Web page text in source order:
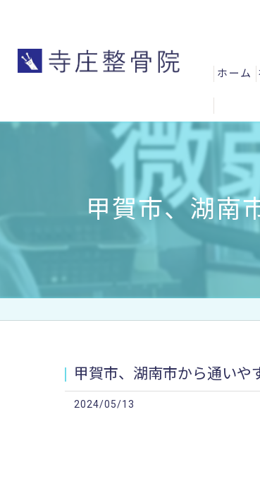
ホーム
甲賀市、湖南
甲賀市、湖南市から通いや
2024/05/13